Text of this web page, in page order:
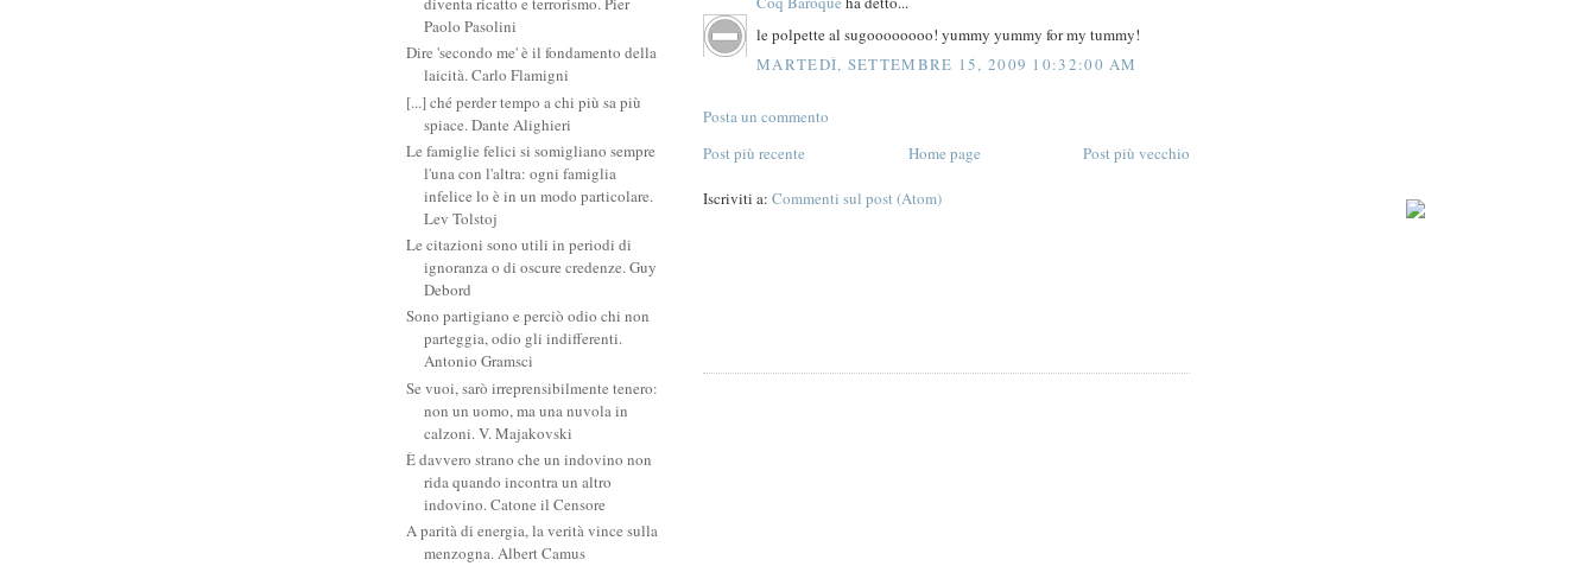
le polpette al sugoooooooo! yummy yummy for my tummy!
MARTEDÌ, SETTEMBRE 15, 2009 10:32:00 AM
Posta un commento
Post più recente
Post più vecchio
Home page
Iscriviti a: Commenti sul post (Atom)
Paolo Pasolini
Dire 'secondo me' è il fondamento della
laicità. Carlo Flamigni
[...] ché perder tempo a chi più sa più
spiace. Dante Alighieri
Le famiglie felici si somigliano sempre
l'una con l'altra: ogni famiglia
infelice lo è in un modo particolare.
Lev Tolstoj
Le citazioni sono utili in periodi di
ignoranza o di oscure credenze. Guy
Debord
Sono partigiano e perciò odio chi non
parteggia, odio gli indifferenti.
Antonio Gramsci
Se vuoi, sarò irreprensibilmente tenero:
non un uomo, ma una nuvola in
calzoni. V. Majakovski
È davvero strano che un indovino non
rida quando incontra un altro
indovino. Catone il Censore
A parità di energia, la verità vince sulla
menzogna. Albert Camus